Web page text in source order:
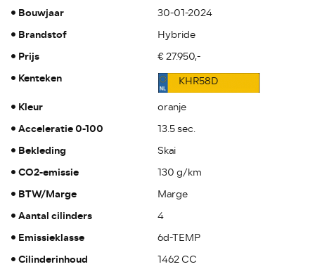
Bouwjaar 30-01-2024
Brandstof Hybride
Prijs € 27.950,-
Kenteken KHR58D
Kleur oranje
Acceleratie 0-100 13.5 sec.
Bekleding Skai
CO2-emissie 130 g/km
BTW/Marge Marge
Aantal cilinders 4
Emissieklasse 6d-TEMP
Cilinderinhoud 1462 CC